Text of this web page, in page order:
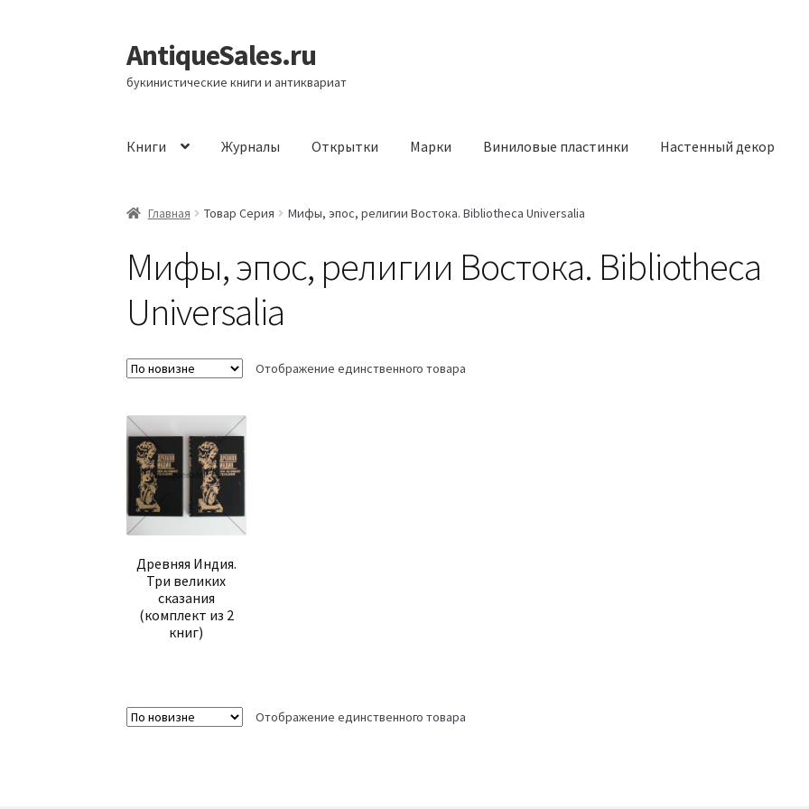
Перейти
к
навигации
Перейти
к
содержимому
AntiqueSales.ru
букинистические книги и антиквариат
Книги Журналы Открытки Марки Виниловые пластинки Настенный декор
ГлавнаяГлавная Товар Серия Мифы, эпос, религии Востока. Bibliotheca Universalia
Мифы, эпос, религии Востока. Bibliotheca
Universalia
Отображение единственного товара
Древняя Индия.
Три великих
сказания
(комплект из 2
книг)
Отображение единственного товара